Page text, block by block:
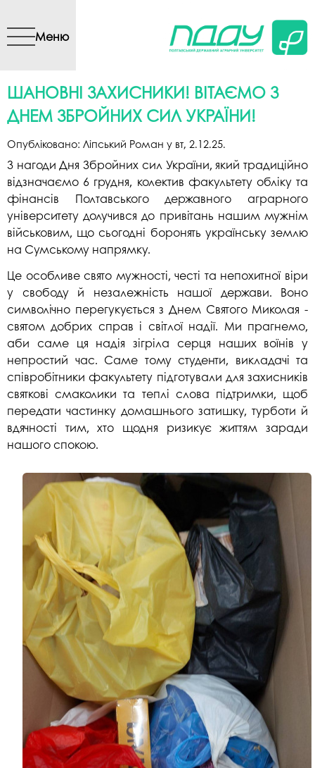
вмісту
Меню
ШАНОВНІ ЗАХИСНИКИ! ВІТАЄМО З
ДНЕМ ЗБРОЙНИХ СИЛ УКРАЇНИ!
Опубліковано: Ліпський Роман у вт, 2.12.25.
З нагоди Дня Збройних сил України, який традиційно
відзначаємо 6 грудня, колектив факультету обліку та
фінансів Полтавського державного аграрного
університету долучився до привітань нашим мужнім
військовим, що сьогодні боронять українську землю
на Сумському напрямку.
Це особливе свято мужності, честі та непохитної віри
у свободу й незалежність нашої держави. Воно
символічно перегукується з Днем Святого Миколая -
святом добрих справ і світлої надії. Ми прагнемо,
аби саме ця надія зігріла серця наших воїнів у
непростий час. Саме тому студенти, викладачі та
співробітники факультету підготували для захисників
святкові смаколики та теплі слова підтримки, щоб
передати частинку домашнього затишку, турботи й
вдячності тим, хто щодня ризикує життям заради
нашого спокою.